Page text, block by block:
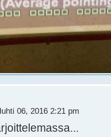
06, 2016 2:21 pm